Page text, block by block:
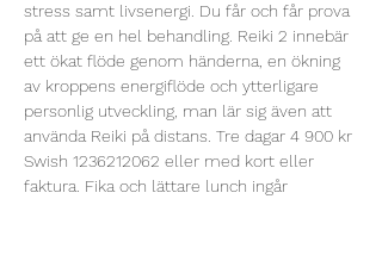
stress samt livsenergi. Du får och får prova
på att ge en hel behandling. Reiki 2 innebär
ett ökat flöde genom händerna, en ökning
av kroppens energiflöde och ytterligare
personlig utveckling, man lär sig även att
använda Reiki på distans. Tre dagar 4 900 kr
Swish 1236212062 eller med kort eller
faktura. Fika och lättare lunch ingår